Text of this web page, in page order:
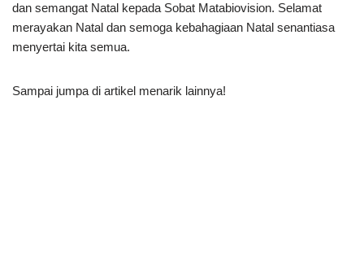
dan semangat Natal kepada Sobat Matabiovision. Selamat
merayakan Natal dan semoga kebahagiaan Natal senantiasa
menyertai kita semua.
Sampai jumpa di artikel menarik lainnya!